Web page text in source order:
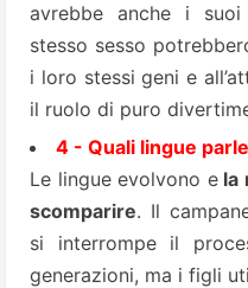
avrebbe anche i
stesso sesso
i loro stessi geni e
il ruolo di puro
4 - Quali lingue
Le lingue evolvono ela
scomparire. Il
si interrompe il
generazioni, ma i figli